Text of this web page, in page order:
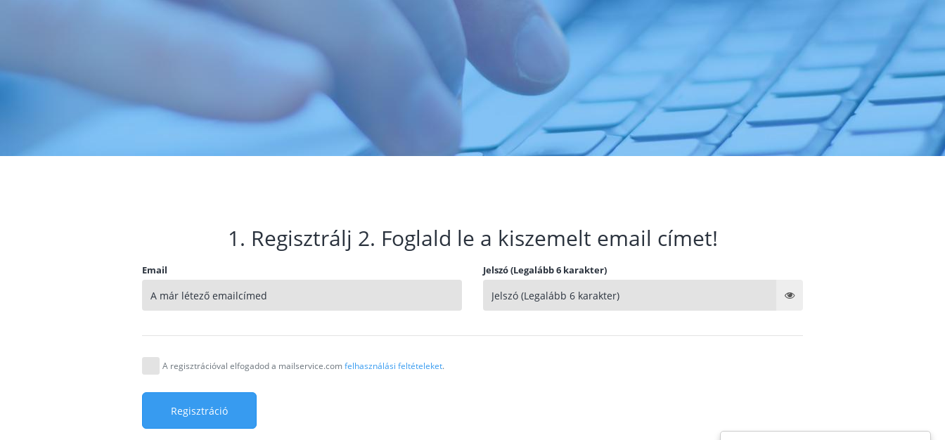
1. Regisztrálj 2. Foglald le a kiszemelt email címet!
Email Jelszó (Legalább 6 karakter)
A regisztrációval elfogadod a mailservice.comfelhasználási feltételeket.
Regisztráció